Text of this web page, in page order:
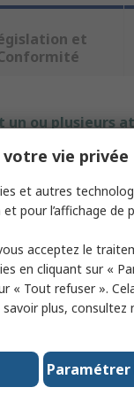
et
un ou plusieurs
vie privée
et autres
pour l’affichage de
acceptez le
en cliquant sur «
« Tout refuser ».
plus, consultez
Paramétrer